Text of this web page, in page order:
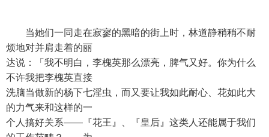
当她们一同走在寂寥的黑暗的街上时，林道静稍稍不耐
烦地对并肩走着的丽
达说：「我不明白，李槐英那么漂亮，脾气又好。你为什么
不许我把李槐英直接
洗脑当做新的杨下七淫虫，而又要让我如此耐心、花如此大
的力气来和这样的一
个人搞好关系——『花王』、『皇后』这类人还能属于我们